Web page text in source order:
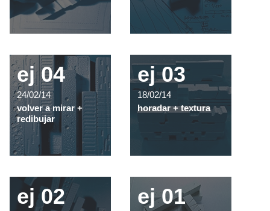
ej 04
24/02/14
volver a mirar +
redibujar
ej 03
18/02/14
horadar + textura
ej 02 ej 01